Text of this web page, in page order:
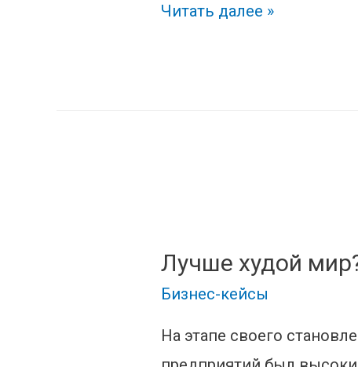
Рекламная
Читать далее »
Лучше худой
Бизнес-кейсы
На этапе своего